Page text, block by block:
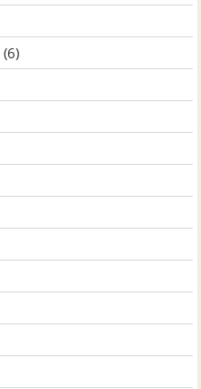
(6)